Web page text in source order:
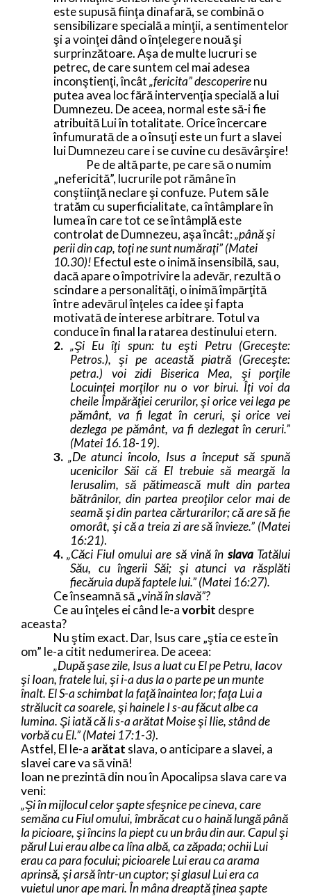
este supusă fiinţa dinafară, se combină o
sensibilizare specială a minţii, a sentimentelor
şi a voinţei dând o înţelegere nouă şi
surprinzătoare. Aşa de multe lucruri se
petrec, de care suntem cel mai adesea
inconştienţi, încât„fericita” descoperirenu
putea avea loc fără intervenţia specială a lui
Dumnezeu. De aceea, normal este să-i fie
atribuită Lui în totalitate. Orice încercare
înfumurată de a o însuţi este un furt a slavei
lui Dumnezeu care i se cuvine cu desăvârşire!
Pe de altă parte, pe care să o numim
„nefericită”, lucrurile pot rămâne în
conştiinţă neclare şi confuze. Putem să le
tratăm cu superficialitate, ca întâmplare în
lumea în care tot ce se întâmplă este
controlat de Dumnezeu, aşa încât:„până şi
perii din cap, toţi ne sunt număraţi” (Matei
10.30)! Efectul este o inimă insensibilă, sau,
dacă apare o împotrivire la adevăr, rezultă o
scindare a personalităţi, o inimă împărţită
între adevărul înţeles ca idee şi fapta
motivată de interese arbitrare. Totul va
conduce în final la ratarea destinului etern.
2. „Şi Eu îţi spun: tu eşti Petru (Greceşte:
Petros.), şi pe această piatră (Greceşte:
petra.) voi zidi Biserica Mea, şi porţile
Locuinţei morţilor nu o vor birui. Îţi voi da
cheile Împărăţiei cerurilor, şi orice vei lega pe
pământ, va fi legat în ceruri, şi orice vei
dezlega pe pământ, va fi dezlegat în ceruri.”
(Matei 16.18-19).
3. „De atunci încolo, Isus a început să spună
ucenicilor Săi că El trebuie să meargă la
Ierusalim, să pătimească mult din partea
bătrânilor, din partea preoţilor celor mai de
seamă şi din partea cărturarilor; că are să fie
omorât, şi că a treia zi are să învieze.” (Matei
16:21).
4. „Căci Fiul omului are să vină în slava Tatălui
Său, cu îngerii Săi; şi atunci va răsplăti
fiecăruia după faptele lui.” (Matei 16:27).
Ce înseamnă să „vină în slavă”?
Ce au înţeles ei când le-avorbit despre
aceasta?
Nu ştim exact. Dar, Isus care „ştia ce este în
om” le-a citit nedumerirea. De aceea:
„După şase zile, Isus a luat cu El pe Petru, Iacov
şi Ioan, fratele lui, şi i-a dus la o parte pe un munte
înalt. El S-a schimbat la faţă înaintea lor; faţa Lui a
strălucit ca soarele, şi hainele I s-au făcut albe ca
lumina. Şi iată că li s-a arătat Moise şi Ilie, stând de
vorbă cu El.” (Matei 17:1-3).
Astfel, El le-a arătat slava, o anticipare a slavei, a
slavei care va să vină!
Ioan ne prezintă din nou în Apocalipsa slava care va
veni:
„Şi în mijlocul celor şapte sfeşnice pe cineva, care
semăna cu Fiul omului, îmbrăcat cu o haină lungă până
la picioare, şi încins la piept cu un brâu din aur. Capul şi
părul Lui erau albe ca lîna albă, ca zăpada; ochii Lui
erau ca para focului; picioarele Lui erau ca arama
aprinsă, şi arsă într-un cuptor; şi glasul Lui era ca
vuietul unor ape mari. În mâna dreaptă ţinea şapte